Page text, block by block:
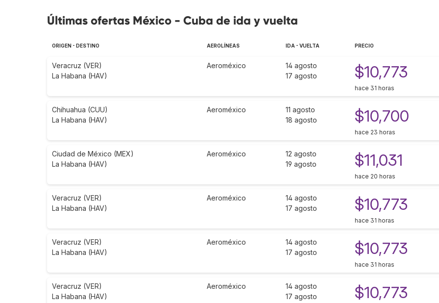
Últimas ofertas México - Cuba de ida y vuelta
ORIGEN - DESTINO AEROLÍNEAS IDA - VUELTA PRECIO
Veracruz (VER)
La Habana (HAV)
Aeroméxico
14 agosto
17 agosto
$10,773
hace 31 horas
Chihuahua (CUU)
La Habana (HAV)
Aeroméxico
11 agosto
18 agosto
$10,700
hace 23 horas
Ciudad de México (MEX)
La Habana (HAV)
Aeroméxico
12 agosto
19 agosto
$11,031
hace 20 horas
Veracruz (VER)
La Habana (HAV)
Aeroméxico
14 agosto
17 agosto
$10,773
hace 31 horas
Veracruz (VER)
La Habana (HAV)
Aeroméxico
14 agosto
17 agosto
$10,773
hace 31 horas
Veracruz (VER)
La Habana (HAV)
Aeroméxico
14 agosto
17 agosto
$10,773